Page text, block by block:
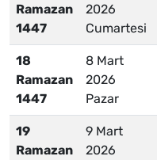
Ramazan
1447
2026
Cumartesi
18
Ramazan
1447
8 Mart
2026
Pazar
19
Ramazan
9 Mart
2026